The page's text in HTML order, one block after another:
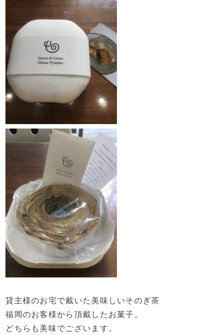
貸主様のお宅で戴いた美味しいそのぎ茶
福岡のお客様から頂戴したお菓子。
どちらも美味でございます。